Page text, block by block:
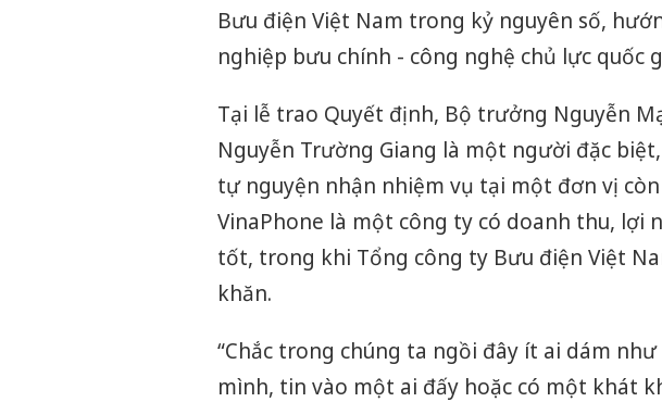
Bưu điện Việt Nam trong kỷ nguyên số,
nghiệp bưu chính - công nghệ chủ lực quốc
Tại lễ trao Quyết định, Bộ trưởng Nguyễn
Nguyễn Trường Giang là một người đặc
tự nguyện nhận nhiệm vụ tại một đơn vị
VinaPhone là một công ty có doanh thu, lợi
tốt, trong khi Tổng công ty Bưu điện Việt
khăn.
“Chắc trong chúng ta ngồi đây ít ai dám
mình, tin vào một ai đấy hoặc có một khát